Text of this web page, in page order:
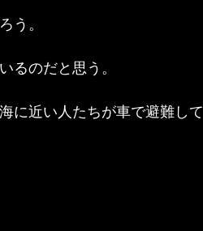
う。
るのだと思う。
に近い人たちが車で避難して